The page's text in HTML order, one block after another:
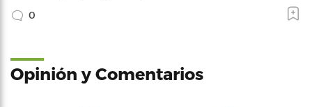
0
Opinión y Comentarios